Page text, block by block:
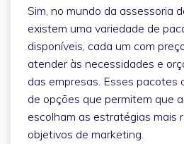
Sim, no mundo da assessoria
existem uma variedade de
disponíveis, cada um com
atender às necessidades e
das empresas. Esses pacotes
de opções que permitem que
escolham as estratégias mais
objetivos de marketing.